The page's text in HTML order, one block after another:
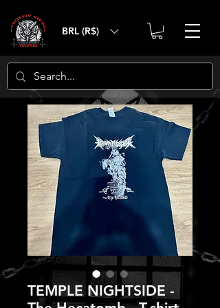
BRL (R$)
TEMPLE NIGHTSIDE -